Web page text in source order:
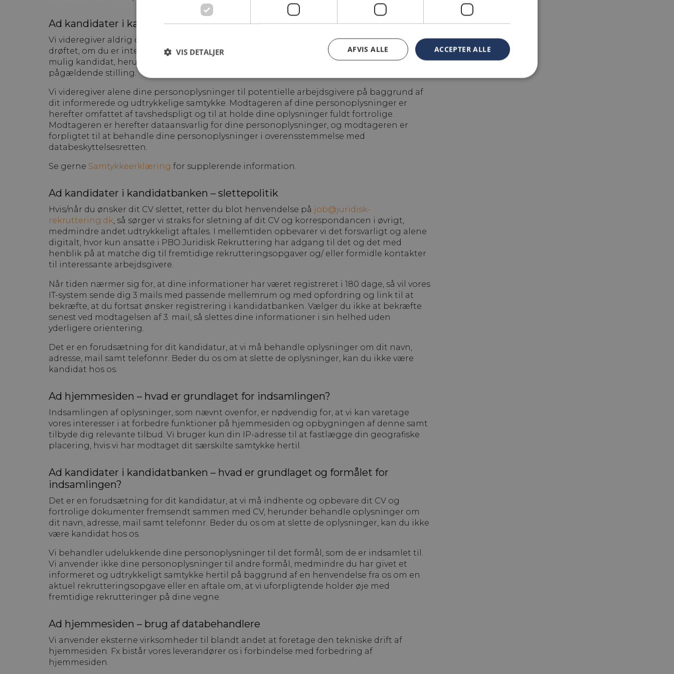
Ad kandidater i kandidatbanken – videregivelse
Vi videregiver aldrig dit CV, ej heller oplysninger om dig, medmindre vi udtrykkeligt har
drøftet, om du er interesseret i, at vedkommende virksomhed får kendskab til, at du er en
mulig kandidat, herunder du har bekræftet, at du er interesseret i et kandidatur til den
pågældende stilling.
Vi videregiver alene dine personoplysninger til potentielle arbejdsgivere på baggrund af
dit informerede og udtrykkelige samtykke. Modtageren af dine personoplysninger er
herefter omfattet af tavshedspligt og til at holde dine oplysninger fuldt fortrolige.
Modtageren er herefter dataansvarlig for dine personoplysninger, og modtageren er
forpligtet til at behandle dine personoplysninger i overensstemmelse med
databeskyttelsesretten.
Se gerne Samtykkeerklæring for supplerende information.
Ad kandidater i kandidatbanken – slettepolitik
Hvis/når du ønsker dit CV slettet, retter du blot henvendelse på job@juridisk-
rekruttering.dk, så sørger vi straks for sletning af dit CV og korrespondancen i øvrigt,
medmindre andet udtrykkeligt aftales. I mellemtiden opbevarer vi det forsvarligt og alene
digitalt, hvor kun ansatte i PBO Juridisk Rekruttering har adgang til det og det med
henblik på at matche dig til fremtidige rekrutteringsopgaver og/ eller formidle kontakter
til interessante arbejdsgivere.
Når tiden nærmer sig for, at dine informationer har været registreret i 180 dage, så vil vores
IT-system sende dig 3 mails med passende mellemrum og med opfordring og link til at
bekræfte, at du fortsat ønsker registrering i kandidatbanken. Vælger du ikke at bekræfte
senest ved modtagelsen af 3. mail, så slettes dine informationer i sin helhed uden
yderligere orientering.
Det er en forudsætning for dit kandidatur, at vi må behandle oplysninger om dit navn,
adresse, mail samt telefonnr. Beder du os om at slette de oplysninger, kan du ikke være
kandidat hos os.
Ad hjemmesiden – hvad er grundlaget for indsamlingen?
Indsamlingen af oplysninger, som nævnt ovenfor, er nødvendig for, at vi kan varetage
vores interesser i at forbedre funktioner på hjemmesiden og opbygningen af denne samt
tilbyde dig relevante tilbud. Vi bruger kun din IP-adresse til at fastlægge din geografiske
placering, hvis vi har modtaget dit særskilte samtykke hertil.
Ad kandidater i kandidatbanken – hvad er grundlaget og formålet for
indsamlingen?
Det er en forudsætning for dit kandidatur, at vi må indhente og opbevare dit CV og
fortrolige dokumenter fremsendt sammen med CV, herunder behandle oplysninger om
dit navn, adresse, mail samt telefonnr. Beder du os om at slette de oplysninger, kan du ikke
være kandidat hos os.
Vi behandler udelukkende dine personoplysninger til det formål, som de er indsamlet til.
Vi anvender ikke dine personoplysninger til andre formål, medmindre du har givet et
informeret og udtrykkeligt samtykke hertil på baggrund af en henvendelse fra os om en
aktuel rekrutteringsopgave eller en aftale om, at vi uforpligtende holder øje med
fremtidige rekrutteringer på dine vegne.
Ad hjemmesiden – brug af databehandlere
Vi anvender eksterne virksomheder til blandt andet at foretage den tekniske drift af
hjemmesiden. Fx bistår vores leverandører os i forbindelse med forbedring af
hjemmesiden.
ACCEPTER ALLE
AFVIS ALLE
VIS DETALJER